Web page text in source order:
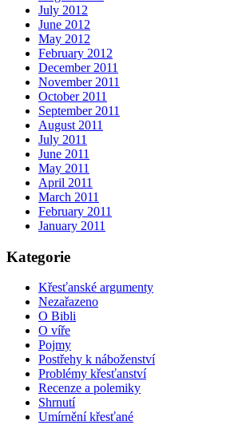
July 2012
June 2012
May 2012
February 2012
December 2011
November 2011
October 2011
September 2011
August 2011
July 2011
June 2011
May 2011
April 2011
March 2011
February 2011
January 2011
Kategorie
Křesťanské argumenty
Nezařazeno
O Bibli
O víře
Pojmy
Postřehy k náboženství
Problémy křesťanství
Recenze a polemiky
Shrnutí
Umírnění křesťané